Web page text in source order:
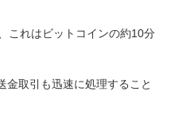
これはビットコインの約10分
金取引も迅速に処理すること